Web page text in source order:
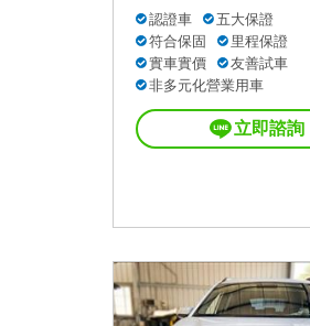
認證車
五大保證
符合保固
里程保證
實車實價
友善試車
非多元化營業用車
立即諮詢